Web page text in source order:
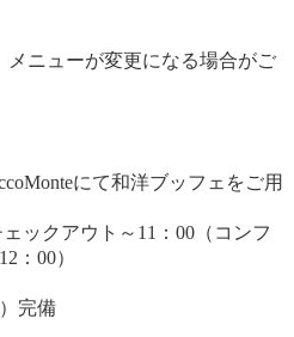
ニューが変更になる場合がご
にて和洋ブッフェをご用
ックアウト～11：00（コンフ
：00）
完備